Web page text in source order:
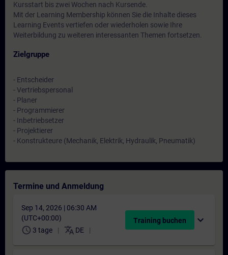
Kursstart bis zwei Wochen nach Kursende.
Mit der Learning Membership können Sie die Inhalte dieses
Learning Events vertiefen oder wiederholen sowie Ihre
Weiterbildung zu weiteren interessanten Themen fortsetzen.
Zielgruppe
- Entscheider
- Vertriebspersonal
- Planer
- Programmierer
- Inbetriebsetzer
- Projektierer
- Konstrukteure (Mechanik, Elektrik, Hydraulik, Pneumatik)
Termine und Anmeldung
Sep 14, 2026 | 06:30 AM
(UTC+00:00)
schedule 3 tage translate DE
Training buchen expand_more